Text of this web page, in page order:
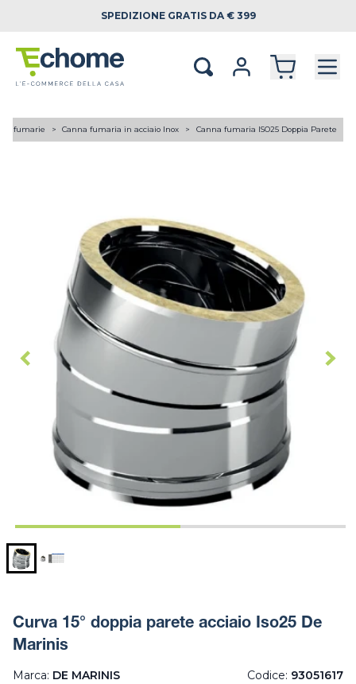
SPEDIZIONE GRATIS DA € 399
fumarie Canna fumaria in acciaio Inox Canna fumaria ISO25 Doppia Parete
Curva 15° doppia parete acciaio Iso25 De
Marinis
Marca: DE MARINIS Codice: 93051617